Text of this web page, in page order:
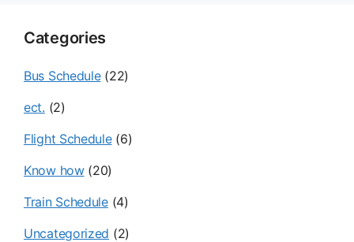
Categories
Bus Schedule(22)
ect. (2)
Flight Schedule(6)
Know how(20)
Train Schedule(4)
Uncategorized (2)